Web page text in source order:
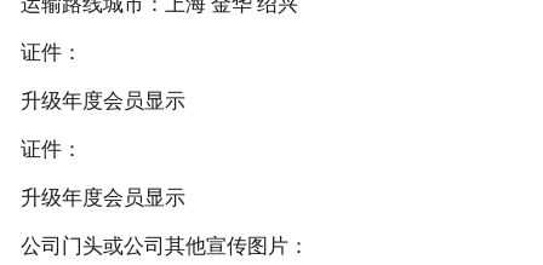
证件：
升级年度会员显示
证件：
升级年度会员显示
公司门头或公司其他宣传图片：